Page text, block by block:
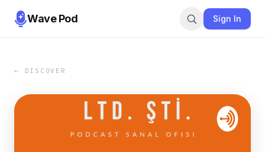
Wave Pod Sign In
← DISCOVER